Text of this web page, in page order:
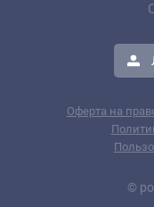
Оферта на
©